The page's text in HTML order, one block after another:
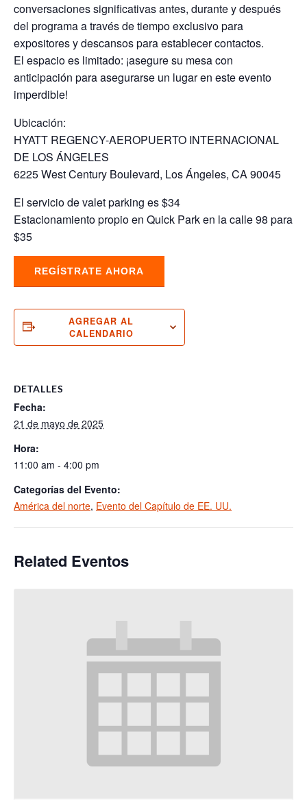
conversaciones significativas antes, durante y después
del programa a través de tiempo exclusivo para
expositores y descansos para establecer contactos.
El espacio es limitado: ¡asegure su mesa con
anticipación para asegurarse un lugar en este evento
imperdible!
Ubicación:
HYATT REGENCY-AEROPUERTO INTERNACIONAL
DE LOS ÁNGELES
6225 West Century Boulevard, Los Ángeles, CA 90045
El servicio de valet parking es $34
Estacionamiento propio en Quick Park en la calle 98 para
$35
REGÍSTRATE AHORA
AGREGAR AL
CALENDARIO
DETALLES
Fecha:
21 de mayo de 2025
Hora:
11:00 am - 4:00 pm
Categorías del Evento:
América del norte, Evento del Capítulo de EE. UU.
Related Eventos